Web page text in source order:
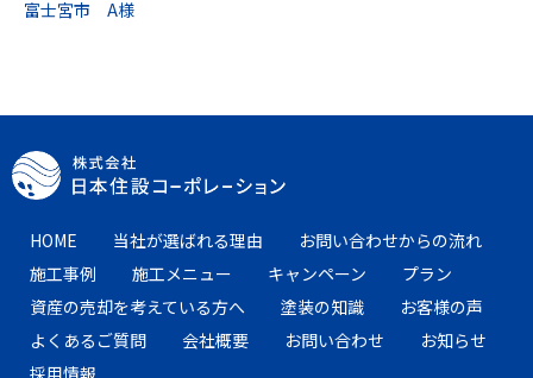
富士宮市 A様
HOME 当社が選ばれる理由
お問い合わせからの流れ
施工事例
施工メニュー キャンペーン
プラン
資産の売却を考えている方へ
塗装の知識
お客様の声
よくあるご質問
会社概要 お問い合わせ
お知らせ
採用情報